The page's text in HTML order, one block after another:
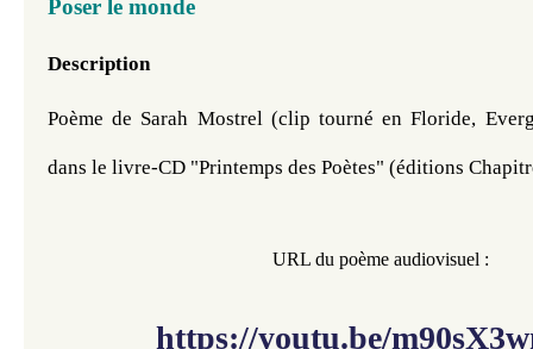
Poser le monde
Description
Poème de Sarah Mostrel (clip tourné en Floride,
dans le livre-CD "Printemps des Poètes" (éditions
URL du poème audiovisuel :
https://youtu.be/